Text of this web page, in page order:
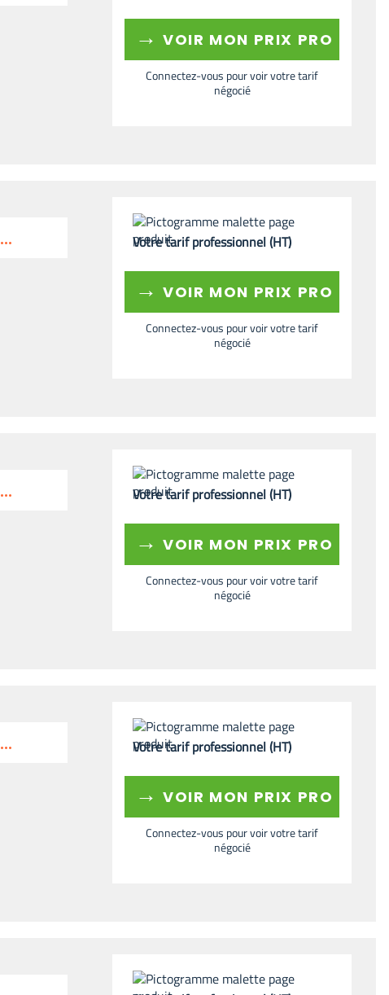
→ VOIR MON PRIX PRO
Connectez-vous pour voir votre tarif
négocié
Votre tarif professionnel (HT)
→ VOIR MON PRIX PRO
Connectez-vous pour voir votre tarif
négocié
Votre tarif professionnel (HT)
→ VOIR MON PRIX PRO
Connectez-vous pour voir votre tarif
négocié
Votre tarif professionnel (HT)
→ VOIR MON PRIX PRO
Connectez-vous pour voir votre tarif
négocié